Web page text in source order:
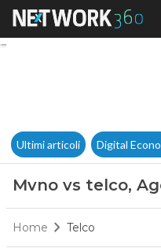
Ultimi articoli Digital
Mvno vs telco,
Home Telco